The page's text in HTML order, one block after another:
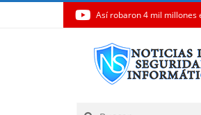
Así robaron 4 mil millones